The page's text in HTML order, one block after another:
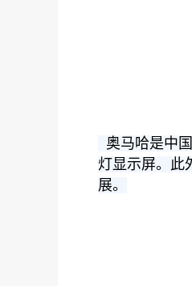
奥马哈是中
灯显示屏。此
展。